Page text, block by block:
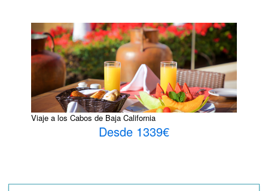
Viaje a los Cabos de Baja California
Desde 1339€